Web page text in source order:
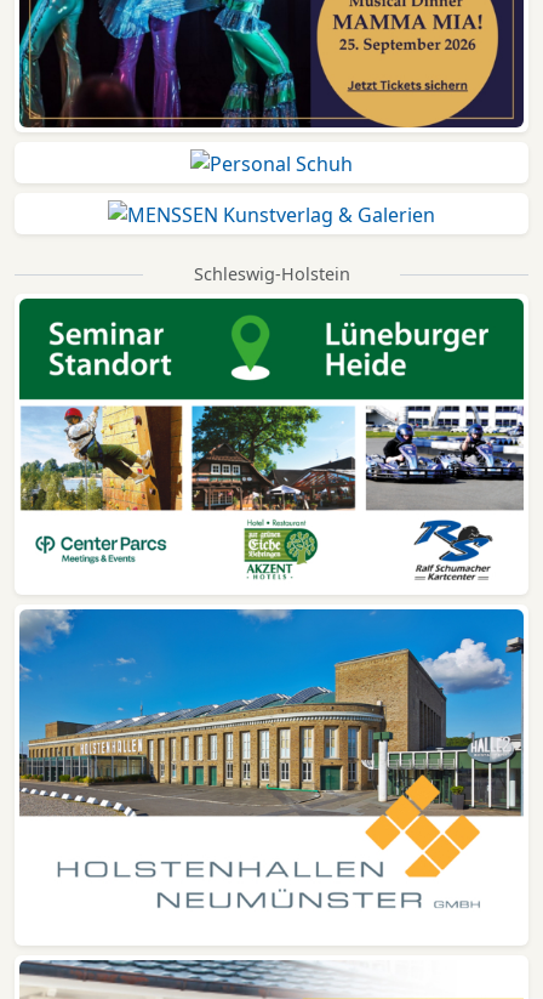
Schleswig-Holstein